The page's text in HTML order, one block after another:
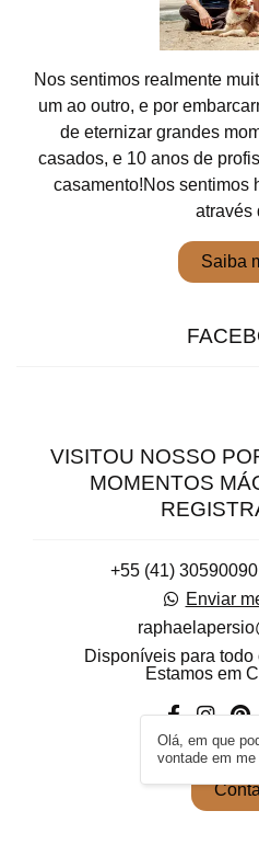
Nos sentimos realmente
um ao outro, e por
de eternizar grandes
casados, e 10 anos de
casamento!Nos sentimos
através
Saiba
VISITOU NOSSO
MOMENTOS
+55 (41)
Enviar
Disponíveis para
Estamos em
Olá, em que
vontade em